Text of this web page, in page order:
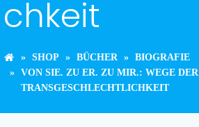
chkeit
SHOP BÜCHER
BIOGRAFIE
VON SIE. ZU ER. ZU MIR.: WEGE DER
TRANSGESCHLECHTLICHKEIT